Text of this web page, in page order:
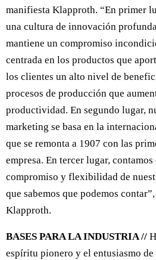
manifiesta Klapproth. “En primer
una cultura de innovación
mantiene un compromiso
centrada en los productos que
los clientes un alto nivel de
procesos de producción que
productividad. En segundo lugar,
marketing se basa en la
que se remonta a 1907 con las
empresa. En tercer lugar,
compromiso y flexibilidad de
que sabemos que podemos
Klapproth.
BASES PARA LA INDUSTRIA //
espíritu pionero y el entusiasmo de